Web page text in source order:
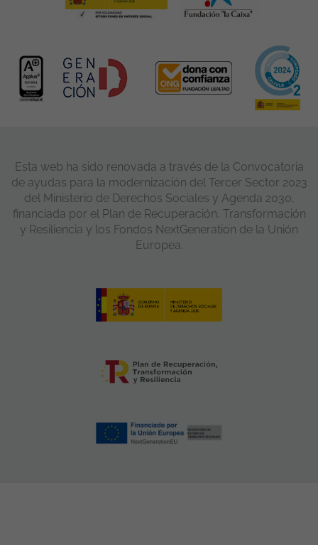
Esta web ha sido renovada a través de la Convocatoria
de ayudas para la modernización del Tercer Sector 2023
del Ministerio de Derechos Sociales y Agenda 2030,
financiada por el Plan de Recuperación, Transformación
y Resiliencia y los Fondos NextGeneration de la Unión
Europea.